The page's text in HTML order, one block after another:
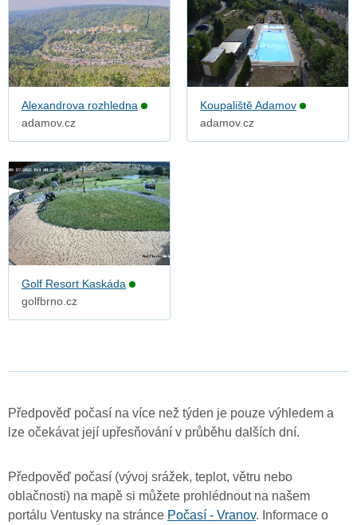
Alexandrova rozhledna
adamov.cz
Koupaliště Adamov
adamov.cz
Golf Resort Kaskáda
golfbrno.cz
Předpověď počasí na více než týden je pouze výhledem a
lze očekávat její upřesňování v průběhu dalších dní.
Předpověď počasí (vývoj srážek, teplot, větru nebo
oblačnosti) na mapě si můžete prohlédnout na našem
portálu Ventusky na stránce Počasí - Vranov. Informace o